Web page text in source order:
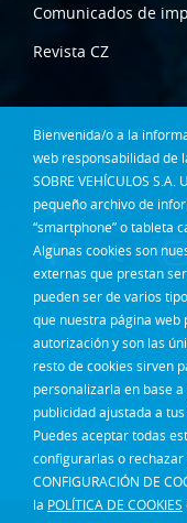
Bienvenida/o a la
web responsabilidad de
SOBRE VEHÍCULOS
pequeño archivo de
“smartphone” o tableta
Algunas cookies son
externas que prestan
pueden ser de varios
que nuestra página web
autorización y son las
resto de cookies sirven
personalizarla en base
publicidad ajustada a
Puedes aceptar todas
configurarlas o
CONFIGURACIÓN DE
la POLÍTICA DE COOKIES
Comunicados de
Revista CZ
Dónde estamos
Contacta
Síguenos en: